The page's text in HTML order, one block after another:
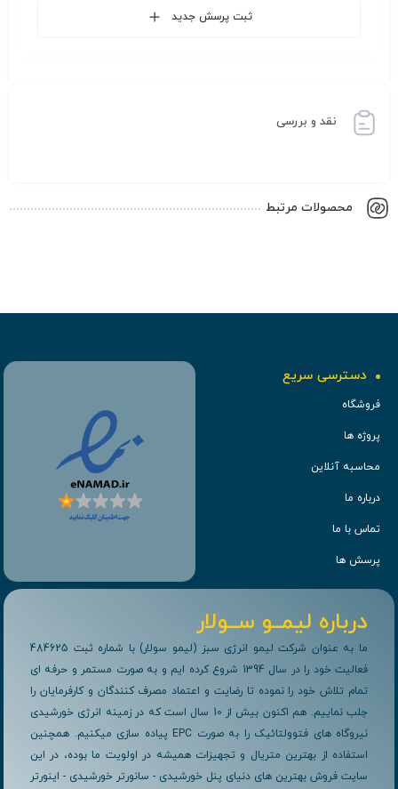
ثبت پرسش جدید
نقد و بررسی
محصولات مرتبط
دسترسی سریع
فروشگاه
پروژه ها
محاسبه آنلاین
درباره ما
تماس با ما
پرسش ها
درباره لیمــو ســولار
ما به عنوان شرکت لیمو انرژی سبز (لیمو سولار) با شماره ثبت 484625
فعالیت خود را در سال 1394 شروع کرده ایم و به صورت مستمر و حرفه ای
تمام تلاش خود را نموده تا رضایت و اعتماد مصرف کنندگان و کارفرمایان را
جلب نماییم. هم اکنون بیش از 10 سال است که در زمینه انرژی خورشیدی
نیروگاه های فتوولتائیک را به صورت EPC پیاده سازی میکنیم. همچنین
استفاده از بهترین متریال و تجهیزات همیشه در اولویت ما بوده، در این
سایت فروش بهترین های دنیای پنل خورشیدی - سانورتر خورشیدی - اینورتر